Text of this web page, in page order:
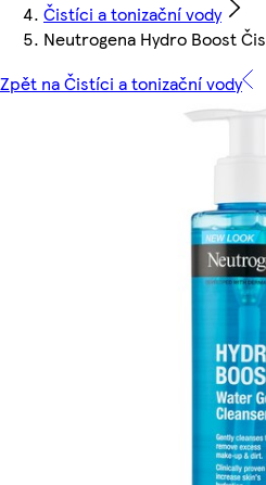
Čistíci a tonizační vody
Neutrogena Hydro Boost
Zpět na Čistíci a tonizační vody